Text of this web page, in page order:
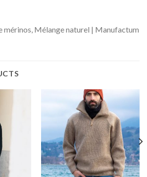
mérinos, Mélange naturel | Manufactum